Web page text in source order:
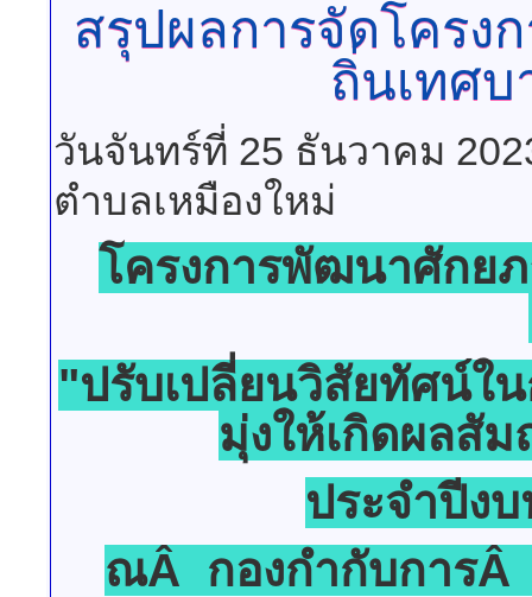
สรุปผลการจัดโคร
ถิ่นเทศบ
วันจันทร์ที่ 25 ธันวาคม
ตำบลเหมืองใหม่
โครงการพัฒนาศักย
"ปรับเปลี่ยนวิสัยทัศน์ใ
มุ่งให้เกิดผลสั
ประจำปีง
ณÂ กองกำกับการ